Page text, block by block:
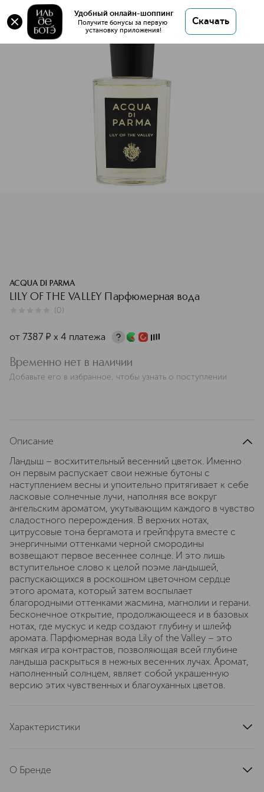
Удобный онлайн-шоппинг
Получите бонусы за первую
установку приложения!
Скачать
LILY OF THE VALLEY Парфюмерная вода
LILY OF THE VALLEY Парфюмерная вода
ACQUA DI PARMA
LILY OF THE VALLEY Парфюмерная вода
(0)
от 7387 ¤ х 4 платежа
Временно нет в наличии
Добавьте его в избранное, чтобы узнать о поступлении
Описание
Ландыш – восхитительный весенний цветок. Именно
он первым распускает свои нежные бутоны с
наступлением весны и упоительно притягивает к себе
ласковые солнечные лучи, наполняя все вокруг
ангельским ароматом, укутывающим каждого в чувство
сладостного перерождения. В верхних нотах,
цитрусовые тона бергамота и грейпфрута вместе с
энергичными оттенками черной смородины
возвещают первое весеннее солнце. И это лишь
вступительное слово к целой поэме ландышей,
распускающихся в роскошном цветочном сердце
этого аромата, который затем воспылает
благородными оттенками жасмина, магнолии и герани.
Бесконечное открытие, продолжающееся и в базовых
нотах, где мускус и кедр создают глубину и шлейф
аромата. Парфюмерная вода Lily of the Valley – это
мягкая игра контрастов, позволяющая всей глубине
ландыша раскрыться в нежных весенних лучах. Аромат,
наполненный солнцем, являет собой украшенную
версию этих чувственных и благоуханных цветов.
Характеристики
артикул
О Бренде